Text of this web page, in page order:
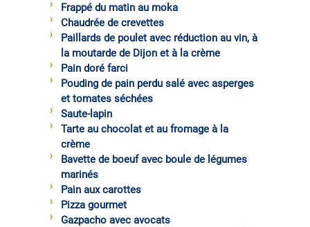
Frappé du matin au moka
Chaudrée de crevettes
Paillards de poulet avec réduction au vin, à
la moutarde de Dijon et à la crème
Pain doré farci
Pouding de pain perdu salé avec asperges
et tomates séchées
Saute-lapin
Tarte au chocolat et au fromage à la
crème
Bavette de boeuf avec boule de légumes
marinés
Pain aux carottes
Pizza gourmet
Gazpacho avec avocats